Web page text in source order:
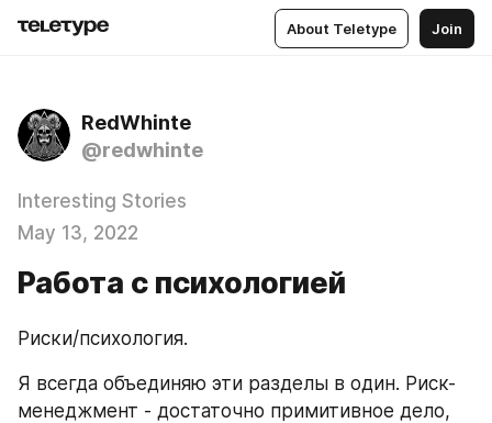
About Teletype Join
RedWhinte
@redwhinte
Interesting Stories
May 13, 2022
Работа с психологией
Риски/психология.
Я всегда объединяю эти разделы в один. Риск-
менеджмент - достаточно примитивное дело,